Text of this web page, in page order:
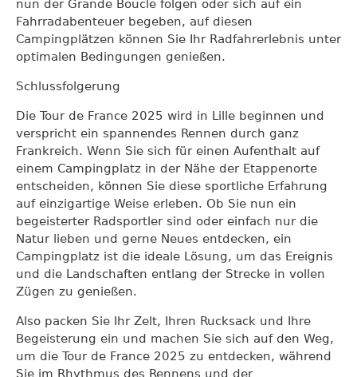
nun der Grande Boucle folgen oder sich auf ein
Fahrradabenteuer begeben, auf diesen
Campingplätzen können Sie Ihr Radfahrerlebnis unter
optimalen Bedingungen genießen.
Schlussfolgerung
Die Tour de France 2025 wird in Lille beginnen und
verspricht ein spannendes Rennen durch ganz
Frankreich. Wenn Sie sich für einen Aufenthalt auf
einem Campingplatz in der Nähe der Etappenorte
entscheiden, können Sie diese sportliche Erfahrung
auf einzigartige Weise erleben. Ob Sie nun ein
begeisterter Radsportler sind oder einfach nur die
Natur lieben und gerne Neues entdecken, ein
Campingplatz ist die ideale Lösung, um das Ereignis
und die Landschaften entlang der Strecke in vollen
Zügen zu genießen.
Also packen Sie Ihr Zelt, Ihren Rucksack und Ihre
Begeisterung ein und machen Sie sich auf den Weg,
um die Tour de France 2025 zu entdecken, während
Sie im Rhythmus des Rennens und der